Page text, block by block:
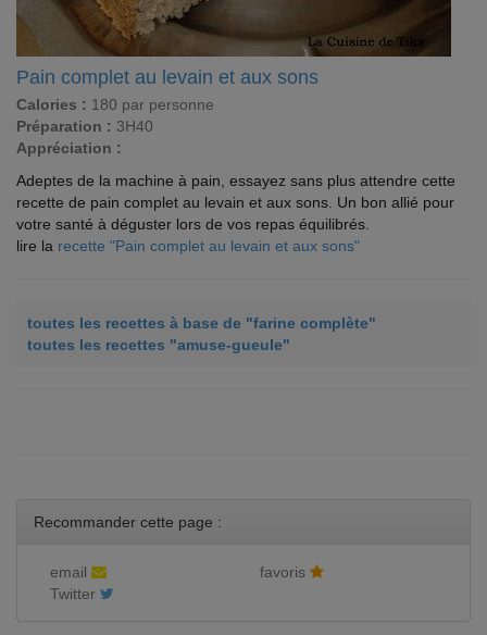
Pain complet au levain et aux sons
Calories : 180 par personne
Préparation : 3H40
Appréciation :
Adeptes de la machine à pain, essayez sans plus attendre cette
recette de pain complet au levain et aux sons. Un bon allié pour
votre santé à déguster lors de vos repas équilibrés.
lire la recette "Pain complet au levain et aux sons"
toutes les recettes à base de "farine complète"
toutes les recettes "amuse-gueule"
Recommander cette page :
email
favoris
Twitter